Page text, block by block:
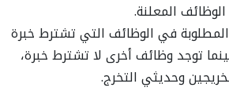
المعلنة.
المطلوبة في الوظائف التي تشترط خبرة
توجد وظائف أخرى لا تشترط خبرة،
وحديثي التخرج.